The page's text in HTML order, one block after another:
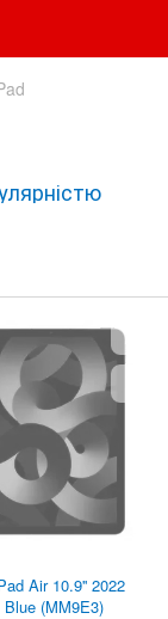
Air 10.9'' 2022
(MM9E3)